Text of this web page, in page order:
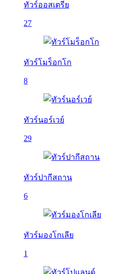
ทัวร์ออสเตรีย
27
ทัวร์โมร็อกโก
8
ทัวร์นอร์เวย์
29
ทัวร์ปากีสถาน
6
ทัวร์มองโกเลีย
1